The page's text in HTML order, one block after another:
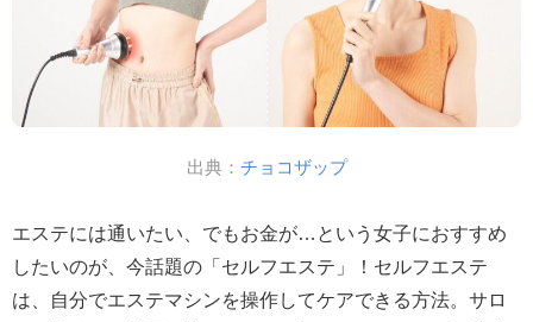
出典： チョコザップ
エステには通いたい、でもお金が…という女子におすすめ
したいのが、今話題の「セルフエステ」！セルフエステ
は、自分でエステマシンを操作してケアできる方法。サロ